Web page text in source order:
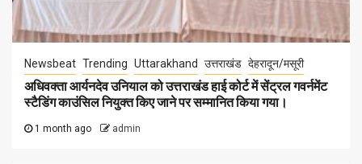
Newsbeat Trending Uttarakhand उत्तराखंड देहरादून/मसूरी
अधिवक्ता आर्यनदेव उनियाल को उत्तराखंड हाई कोर्ट में सेंट्रल गवर्नमेंट
स्टैडिंग काउंसिल नियुक्त किए जाने पर सम्मानित किया गया।
1 month ago admin